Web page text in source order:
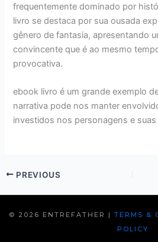
frequentemente dominado por
livro se destaca por sua ousada
gênero de fantasia, apresentando
convincente que é ao mesmo
provocativa.
ebook livro é um grande exemplo
narrativa pode nos manter
investidos nos personagens e
PREVIOUS
© 2026 ENTREFATHER | TERMS &
POLICY